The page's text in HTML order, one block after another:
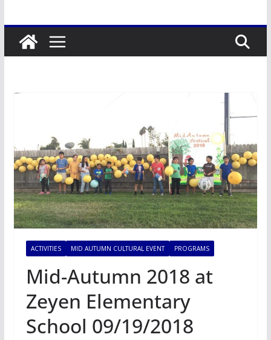
ACTIVITIES MID AUTUMN CULTURAL EVENT PROGRAMS
Mid-Autumn 2018 at
Zeyen Elementary
School 09/19/2018